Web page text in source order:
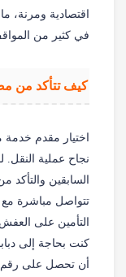
اقتصادية ومرنة،
في كثير من
كيف تتأكد من
اختيار مقدم
نجاح عملية النقل.
السابقين
تتواصل مباشرة مع
التأمين على
كنت بحاجة إلى
أن تحصل على